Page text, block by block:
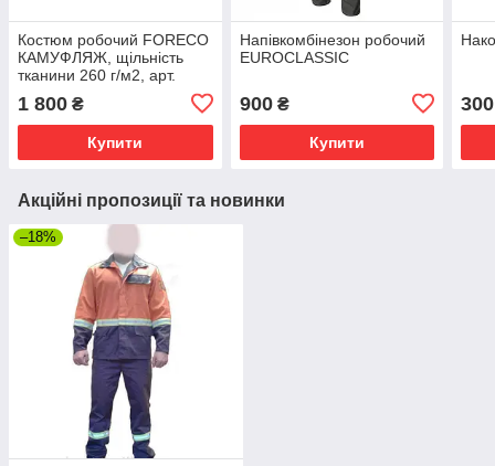
Костюм робочий FORECO
КАМУФЛЯЖ, щільність
тканини 260 г/м2, арт.
1 800 ₴
Купити
Напівкомбінезон робочий
EUROCLASSIC
900₴
Купити
300
Акційні пропозиції та новинки
–18%